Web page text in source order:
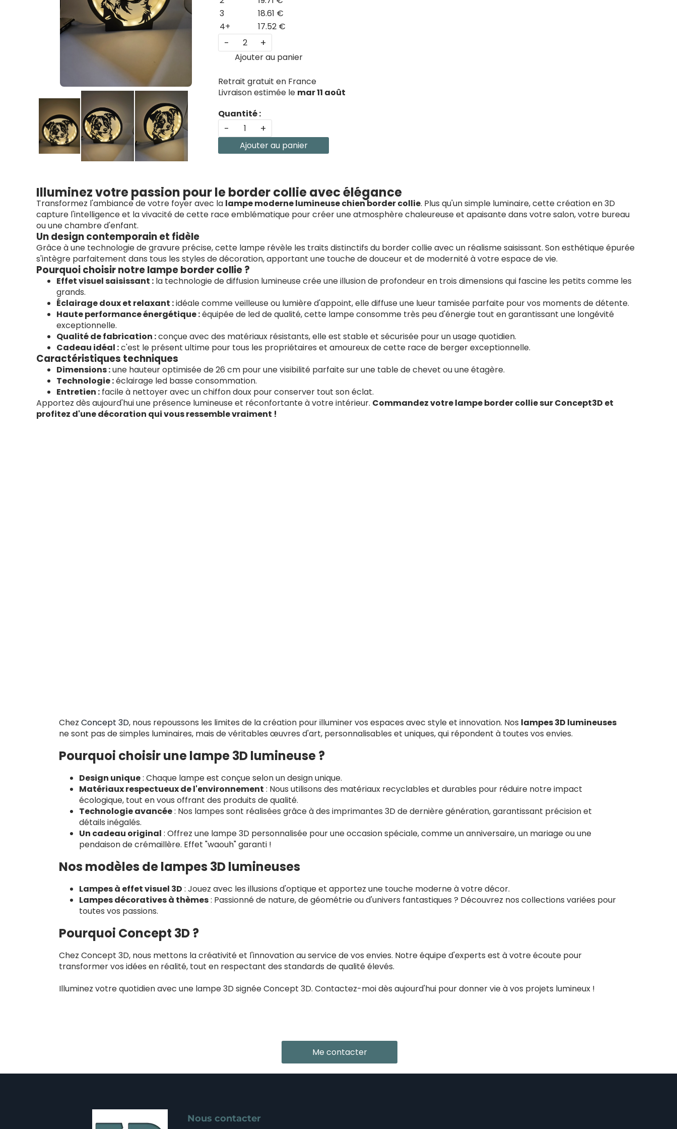
Nous contacter
3
18.61 €
4+
17.52 €
- +
Ajouter au panier
Retrait gratuit en France
Livraison estimée le mar 11 août
Quantité :
- +
Ajouter au panier
Illuminez votre passion pour le border collie avec élégance
Transformez l'ambiance de votre foyer avec la lampe moderne lumineuse chien border collie. Plus qu'un simple luminaire, cette création en 3D
capture l'intelligence et la vivacité de cette race emblématique pour créer une atmosphère chaleureuse et apaisante dans votre salon, votre bureau
ou une chambre d'enfant.
Un design contemporain et fidèle
Grâce à une technologie de gravure précise, cette lampe révèle les traits distinctifs du border collie avec un réalisme saisissant. Son esthétique épurée
s'intègre parfaitement dans tous les styles de décoration, apportant une touche de douceur et de modernité à votre espace de vie.
Pourquoi choisir notre lampe border collie ?
Effet visuel saisissant : la technologie de diffusion lumineuse crée une illusion de profondeur en trois dimensions qui fascine les petits comme les
grands.
Éclairage doux et relaxant :idéale comme veilleuse ou lumière d'appoint, elle diffuse une lueur tamisée parfaite pour vos moments de détente.
Haute performance énergétique :équipée de led de qualité, cette lampe consomme très peu d'énergie tout en garantissant une longévité
exceptionnelle.
Qualité de fabrication :conçue avec des matériaux résistants, elle est stable et sécurisée pour un usage quotidien.
Cadeau idéal :c'est le présent ultime pour tous les propriétaires et amoureux de cette race de berger exceptionnelle.
Caractéristiques techniques
Dimensions :une hauteur optimisée de 26 cm pour une visibilité parfaite sur une table de chevet ou une étagère.
Technologie :éclairage led basse consommation.
Entretien : facile à nettoyer avec un chiffon doux pour conserver tout son éclat.
Apportez dès aujourd'hui une présence lumineuse et réconfortante à votre intérieur. Commandez votre lampe border collie sur Concept3D et
profitez d'une décoration qui vous ressemble vraiment !
Chez Concept 3D, nous repoussons les limites de la création pour illuminer vos espaces avec style et innovation. Nos lampes 3D lumineuses
ne sont pas de simples luminaires, mais de véritables œuvres d'art, personnalisables et uniques, qui répondent à toutes vos envies.
Pourquoi choisir une lampe 3D lumineuse ?
Design unique: Chaque lampe est conçue selon un design unique.
Matériaux respectueux de l'environnement : Nous utilisons des matériaux recyclables et durables pour réduire notre impact
écologique, tout en vous offrant des produits de qualité.
Technologie avancée: Nos lampes sont réalisées grâce à des imprimantes 3D de dernière génération, garantissant précision et
détails inégalés.
Un cadeau original : Offrez une lampe 3D personnalisée pour une occasion spéciale, comme un anniversaire, un mariage ou une
pendaison de crémaillère. Effet "waouh" garanti !
Nos modèles de lampes 3D lumineuses
Lampes à effet visuel 3D : Jouez avec les illusions d'optique et apportez une touche moderne à votre décor.
Lampes décoratives à thèmes: Passionné de nature, de géométrie ou d'univers fantastiques ? Découvrez nos collections variées pour
toutes vos passions.
Pourquoi Concept 3D ?
Chez Concept 3D, nous mettons la créativité et l'innovation au service de vos envies. Notre équipe d'experts est à votre écoute pour
transformer vos idées en réalité, tout en respectant des standards de qualité élevés.
Illuminez votre quotidien avec une lampe 3D signée Concept 3D. Contactez-moi dès aujourd'hui pour donner vie à vos projets lumineux !
Me contacter